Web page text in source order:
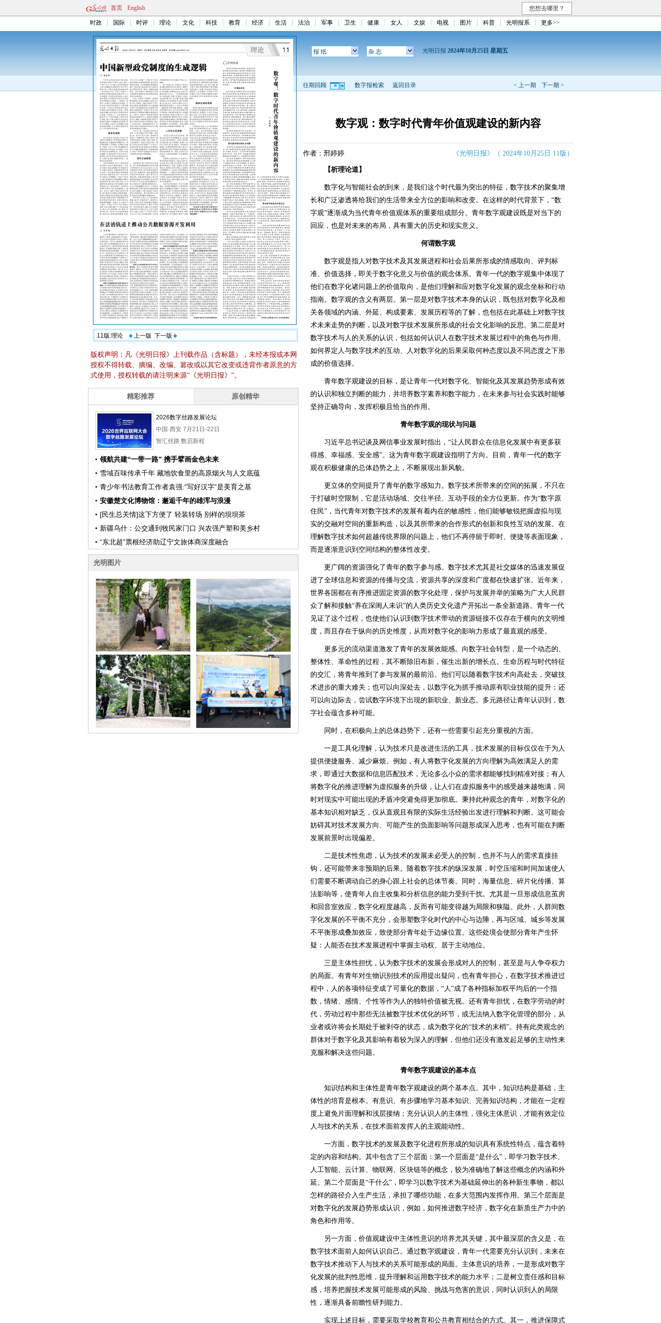
首页 English 您想去哪里？
时政 国际 时评 理论 文化 科技 教育 经济 生活 法治 军事 卫生 健康 女人 文娱 电视 图片 科普 光明报系 更多>>
11版:理论 上一版 下一版
版权声明：凡《光明日报》上刊载作品（含标题），未经本报或本网
授权不得转载、摘编、改编、篡改或以其它改变或违背作者原意的方
式使用，授权转载的请注明来源“《光明日报》”。
报 纸 杂 志 光明日报 2024年10月25日 星期五
< 上一期 下一期 >
往期回顾 数字报检索 返回目录
数字观：数字时代青年价值观建设的新内容
作者：邢婷婷 《光明日报》（ 2024年10月25日 11版）
【析理论道】
数字化与智能社会的到来，是我们这个时代最为突出的特征，数字技术的聚集增
长和广泛渗透将给我们的生活带来全方位的影响和改变。在这样的时代背景下，“数
字观”逐渐成为当代青年价值观体系的重要组成部分。青年数字观建设既是对当下的
回应，也是对未来的布局，具有重大的历史和现实意义。
何谓数字观
数字观是指人对数字技术及其发展进程和社会后果所形成的情感取向、评判标
准、价值选择，即关于数字化意义与价值的观念体系。青年一代的数字观集中体现了
他们在数字化诸问题上的价值取向，是他们理解和应对数字化发展的观念坐标和行动
指南。数字观的含义有两层。第一层是对数字技术本身的认识，既包括对数字化及相
关各领域的内涵、外延、构成要素、发展历程等的了解，也包括在此基础上对数字技
术未来走势的判断，以及对数字技术发展所形成的社会文化影响的反思。第二层是对
数字技术与人的关系的认识，包括如何认识人在数字技术发展过程中的角色与作用、
如何界定人与数字技术的互动、人对数字化的后果采取何种态度以及不同态度之下形
成的价值选择。
青年数字观建设的目标，是让青年一代对数字化、智能化及其发展趋势形成有效
的认识和独立判断的能力，并培养数字素养和数字能力，在未来参与社会实践时能够
坚持正确导向，发挥积极且恰当的作用。
青年数字观的现状与问题
习近平总书记谈及网信事业发展时指出，“让人民群众在信息化发展中有更多获
得感、幸福感、安全感”。这为青年数字观建设指明了方向。目前，青年一代的数字
观在积极健康的总体趋势之上，不断展现出新风貌。
更立体的空间提升了青年的数字感知力。数字技术所带来的空间的拓展，不只在
于打破时空限制，它是活动场域、交往半径、互动手段的全方位更新。作为“数字原
住民”，当代青年对数字技术的发展有着内在的敏感性，他们能够敏锐把握虚拟与现
实的交融对空间的重新构造，以及其所带来的合作形式的创新和良性互动的发展。在
理解数字技术如何超越传统界限的问题上，他们不再停留于即时、便捷等表面现象，
而是逐渐意识到空间结构的整体性改变。
更广阔的资源强化了青年的数字参与感。数字技术尤其是社交媒体的迅速发展促
进了全球信息和资源的传播与交流，资源共享的深度和广度都在快速扩张。近年来，
世界各国都在有序推进固定资源的数字化处理，保护与发展并举的策略为广大人民群
众了解和接触“养在深闺人未识”的人类历史文化遗产开拓出一条全新道路。青年一代
见证了这个过程，也使他们认识到数字技术带动的资源链接不仅存在于横向的文明维
度，而且存在于纵向的历史维度，从而对数字化的影响力形成了最直观的感受。
更多元的流动渠道激发了青年的发展效能感。向数字社会转型，是一个动态的、
整体性、革命性的过程，其不断除旧布新，催生出新的增长点。生命历程与时代特征
的交汇，将青年推到了参与发展的最前沿。他们可以随着数字技术向高处去，突破技
术进步的重大难关；也可以向深处去，以数字化为抓手推动原有职业技能的提升；还
可以向边际去，尝试数字环境下出现的新职业、新业态。多元路径让青年认识到，数
字社会蕴含多种可能。
同时，在积极向上的总体趋势下，还有一些需要引起充分重视的方面。
一是工具化理解，认为技术只是改进生活的工具，技术发展的目标仅仅在于为人
提供便捷服务、减少麻烦。例如，有人将数字化发展的方向理解为高效满足人的需
求，即通过大数据和信息匹配技术，无论多么小众的需求都能够找到精准对接；有人
将数字化的推进理解为虚拟服务的升级，让人们在虚拟服务中的感受越来越饱满，同
时对现实中可能出现的矛盾冲突避免得更加彻底。秉持此种观念的青年，对数字化的
基本知识相对缺乏，仅从直观且有限的实际生活经验出发进行理解和判断。这可能会
妨碍其对技术发展方向、可能产生的负面影响等问题形成深入思考，也有可能在判断
发展前景时出现偏差。
二是技术性焦虑，认为技术的发展未必受人的控制，也并不与人的需求直接挂
钩，还可能带来非预期的后果。随着数字技术的纵深发展，时空压缩和时间加速使人
们需要不断调动自己的身心跟上社会的总体节奏。同时，海量信息、碎片化传播、算
法影响等，使青年人自主收集和分析信息的能力受到干扰。尤其是一旦形成信息茧房
和回音室效应，数字化程度越高，反而有可能变得越为局限和狭隘。此外，人群间数
字化发展的不平衡不充分，会形塑数字化时代的中心与边陲，再与区域、城乡等发展
不平衡形成叠加效应，致使部分青年处于边缘位置。这些处境会使部分青年产生怀
疑：人能否在技术发展进程中掌握主动权、居于主动地位。
三是主体性担忧，认为数字技术的发展会形成对人的控制，甚至是与人争夺权力
的局面。有青年对生物识别技术的应用提出疑问，也有青年担心，在数字技术推进过
程中，人的各项特征变成了可量化的数据，“人”成了各种指标加权平均后的一个指
数，情绪、感情、个性等作为人的独特价值被无视。还有青年担忧，在数字劳动的时
代，劳动过程中那些无法被数字技术优化的环节，或无法纳入数字化管理的部分，从
业者或许将会长期处于被剥夺的状态，成为数字化的“技术的末梢”。持有此类观念的
群体对于数字化及其影响有着较为深入的理解，但他们还没有激发起足够的主动性来
克服和解决这些问题。
青年数字观建设的基本点
知识结构和主体性是青年数字观建设的两个基本点。其中，知识结构是基础，主
体性的培育是根本。有意识、有步骤地学习基本知识、完善知识结构，才能在一定程
度上避免片面理解和浅层接纳；充分认识人的主体性，强化主体意识，才能有效定位
人与技术的关系，在技术面前发挥人的主观能动性。
一方面，数字技术的发展及数字化进程所形成的知识具有系统性特点，蕴含着特
定的内容和结构。其中包含了三个层面：第一个层面是“是什么”，即学习数字技术、
人工智能、云计算、物联网、区块链等的概念，较为准确地了解这些概念的内涵和外
延。第二个层面是“干什么”，即学习以数字技术为基础延伸出的各种新生事物，都以
怎样的路径介入生产生活，承担了哪些功能，在多大范围内发挥作用。第三个层面是
对数字化的发展趋势形成认识，例如，如何推进数字经济，数字化在新质生产力中的
角色和作用等。
另一方面，价值观建设中主体性意识的培养尤其关键，其中最深层的含义是，在
数字技术面前人如何认识自己。通过数字观建设，青年一代需要充分认识到，未来在
数字技术推动下人与技术的关系可能形成的局面。主体意识的培养，一是形成对数字
化发展的批判性思维，提升理解和运用数字技术的能力水平；二是树立责任感和目标
感，培养把握技术发展可能形成的风险、挑战与危害的意识，同时认识到人的局限
性，逐渐具备前瞻性研判能力。
实现上述目标，需要采取学校教育和公共教育相结合的方式。其一，推进保障式